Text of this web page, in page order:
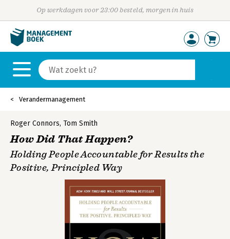
Op werkdagen voor 23:00 besteld, morgen in huis
Verandermanagement
Roger Connors, Tom Smith
How Did That Happen?
Holding People Accountable for Results the
Positive, Principled Way